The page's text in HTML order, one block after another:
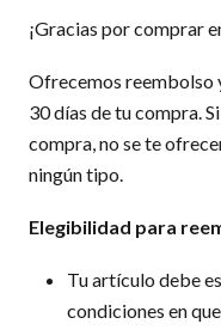
¡Gracias por comprar
Ofrecemos reembolso
30 días de tu compra.
compra, no se te
ningún tipo.
Elegibilidad para
Tu artículo debe
condiciones en